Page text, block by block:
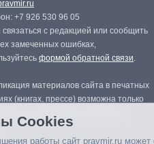
+7 926 530 96 05
с редакцией или сообщить
замеченных ошибках,
формой обратной связи.
материалов сайта в печатных
(книгах, прессе) возможна только
Cookies
работы сайт pravmir.ru